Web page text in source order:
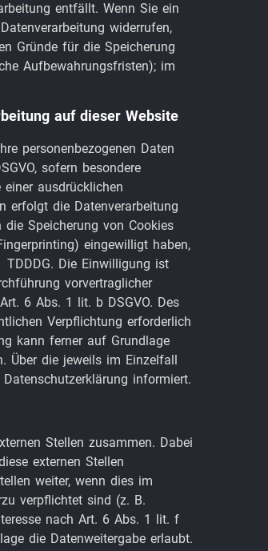
entfällt. Wenn Sie ein
widerrufen,
Gründe für die Speicherung
Aufbewahrungsfristen); im
auf dieser Website
personenbezogenen Daten
sofern besondere
ausdrücklichen
erfolgt die Datenverarbeitung
Speicherung von Cookies
eingewilligt haben,
Die Einwilligung ist
vorvertraglicher
6 Abs. 1 lit. b DSGVO. Des
Verpflichtung erforderlich
kann ferner auf Grundlage
Über die jeweils im Einzelfall
informiert.
Stellen zusammen. Dabei
externen Stellen
weiter, wenn dies im
verpflichtet sind (z. B.
nach Art. 6 Abs. 1 lit. f
die Datenweitergabe erlaubt.